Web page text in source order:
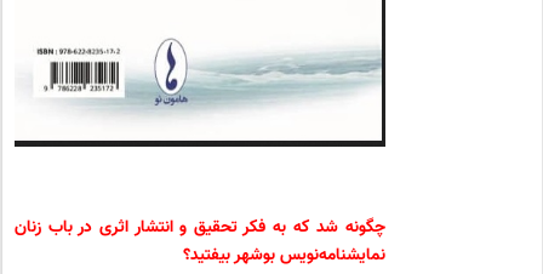
چگونه شد که به فکر تحقیق و انتشار اثری در باب زنان
نمایشنامه‌نویس بوشهر بیفتید؟